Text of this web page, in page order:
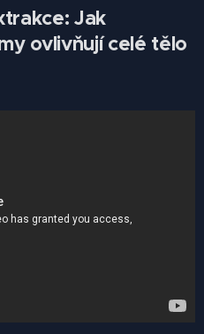
Jak
ovlivňují celé tělo